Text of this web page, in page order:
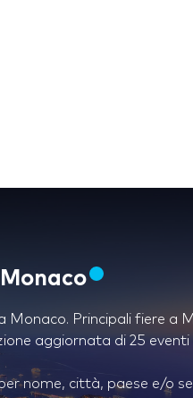
Monaco. Principali fiere a
aggiornata di 25 eventi
nome, città, paese e/o